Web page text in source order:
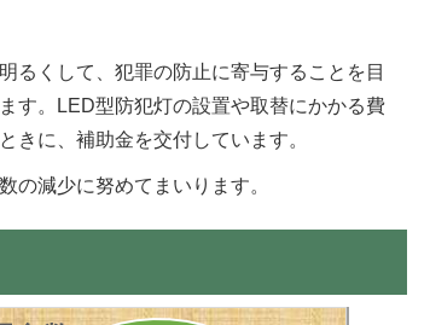
るくして、犯罪の防止に寄与することを目
す。LED型防犯灯の設置や取替にかかる費
きに、補助金を交付しています。
の減少に努めてまいります。